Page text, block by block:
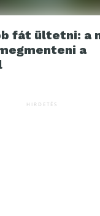
fát ültetni: a
a
HIRDETÉS